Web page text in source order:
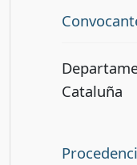
Cataluña